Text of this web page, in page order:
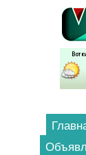
Перейти к